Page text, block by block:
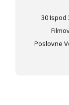
30 Ispod
Poslovne